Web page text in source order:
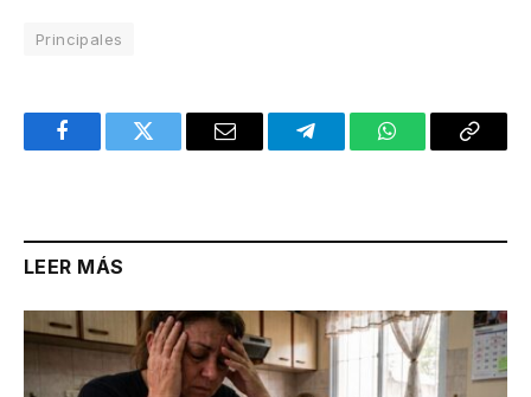
Principales
FacebookTwitter Email TelegramWhatsAppCopy
LEER MÁS